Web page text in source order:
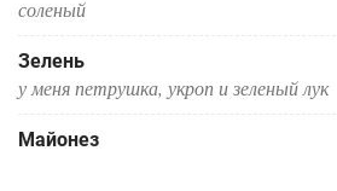
соленый
Зелень
у меня петрушка, укроп и зеленый лук
Майонез